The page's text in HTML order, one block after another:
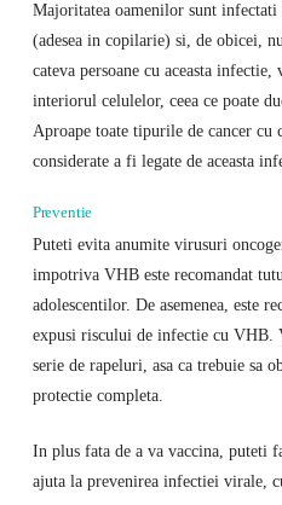
Majoritatea oamenilor sunt
(adesea in copilarie) si, de obicei,
cateva persoane cu aceasta
interiorul celulelor, ceea ce poate
Aproape toate tipurile de cancer cu
considerate a fi legate de aceasta
Preventie
Puteti evita anumite virusuri
impotriva VHB este recomandat
adolescentilor. De asemenea, este
expusi riscului de infectie cu VHB.
serie de rapeluri, asa ca trebuie sa
protectie completa.
In plus fata de a va vaccina, puteti
ajuta la prevenirea infectiei virale,